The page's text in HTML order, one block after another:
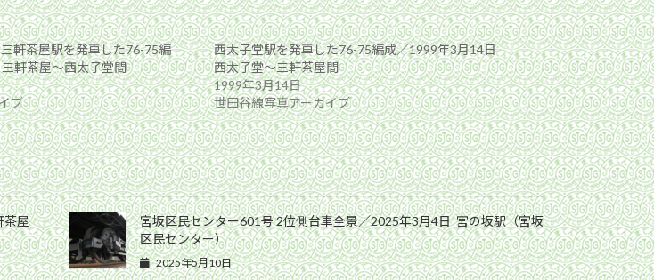
軒茶屋駅を発車した76-75編
軒茶屋〜西太子堂間
ブ
西太子堂駅を発車した76-75編成／1999年3月14日
西太子堂〜三軒茶屋間
1999年3月14日
世田谷線写真アーカイブ
茶屋
宮坂区民センター601号 2位側台車全景／2025年3月4日 宮の坂駅（宮坂
区民センター）
2025年5月10日